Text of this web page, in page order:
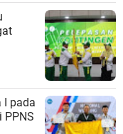
I pada
PPNS